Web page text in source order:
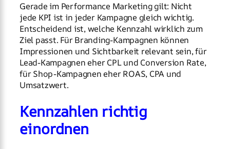
Gerade im Performance Marketing gilt: Nicht
jede KPI ist in jeder Kampagne gleich wichtig.
Entscheidend ist, welche Kennzahl wirklich zum
Ziel passt. Für Branding-Kampagnen können
Impressionen und Sichtbarkeit relevant sein, für
Lead-Kampagnen eher CPL und Conversion Rate,
für Shop-Kampagnen eher ROAS, CPA und
Umsatzwert.
Kennzahlen richtig
einordnen